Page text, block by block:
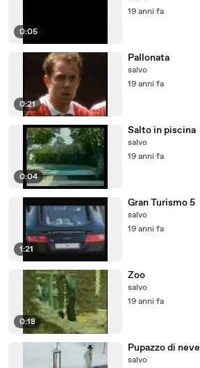
0:05
19 anni fa
0:21
Pallonata
salvo
19 anni fa
0:04
Salto in piscina
salvo
19 anni fa
1:21
Gran Turismo 5
salvo
19 anni fa
0:18
Zoo
salvo
19 anni fa
Pupazzo di neve
salvo